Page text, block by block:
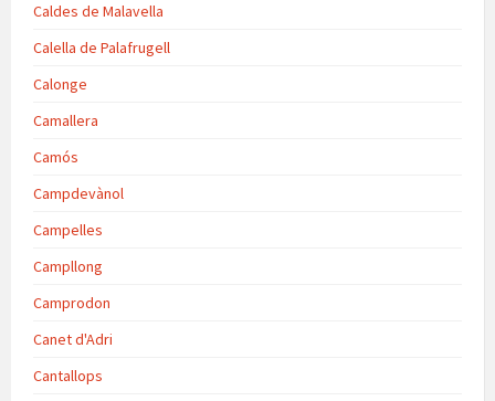
Caldes de Malavella
Calella de Palafrugell
Calonge
Camallera
Camós
Campdevànol
Campelles
Campllong
Camprodon
Canet d'Adri
Cantallops